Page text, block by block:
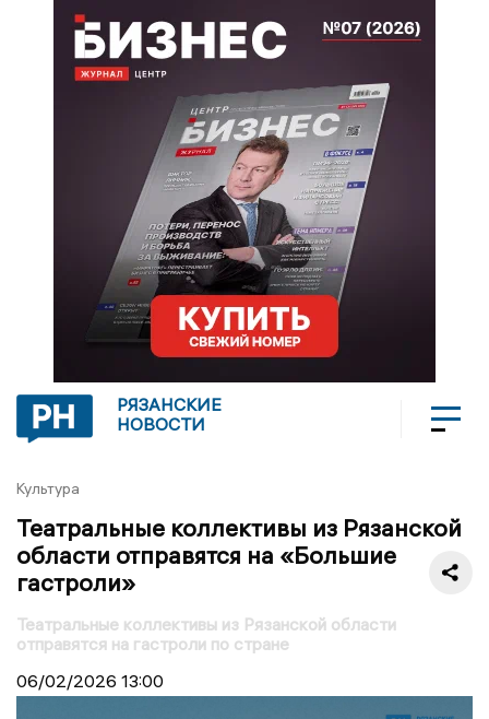
РЯЗАНСКИЕ
НОВОСТИ
Культура
Театральные коллективы из Рязанской
области отправятся на «Большие
гастроли»
Театральные коллективы из Рязанской области
отправятся на гастроли по стране
06/02/2026 13:00